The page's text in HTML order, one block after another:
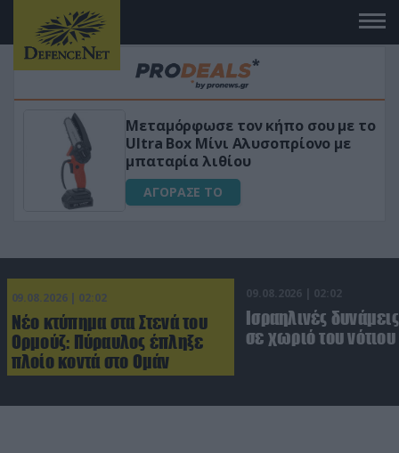
Μεταμόρφωσε τον κήπο σου με το
Ultra Box Μίνι Αλυσοπρίονο με
μπαταρία λιθίου
ΑΓΟΡΑΣΕ ΤΟ
09.08.2026 | 02:02
Νέο κτύπημα στα Στενά του
Ορμούζ: Πύραυλος έπληξε
πλοίο κοντά στο Ομάν
09.08.2026 | 02:02
Ισραηλινές
σε χωριό του